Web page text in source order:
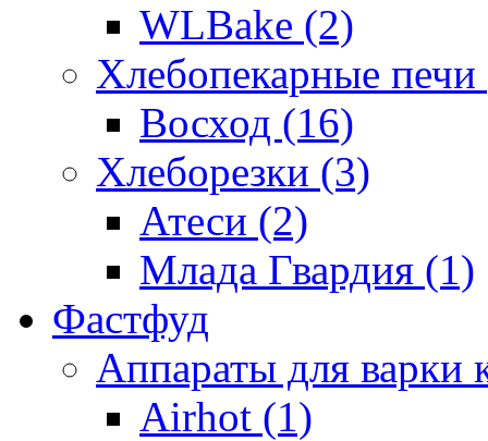
WLBake (2)
Хлебопекарные
Восход (16)
Хлеборезки (3)
Атеси (2)
Млада Гвардия (1)
Фастфуд
Аппараты для варки
Airhot (1)